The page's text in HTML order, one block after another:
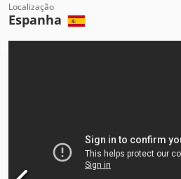
Localização
Espanha